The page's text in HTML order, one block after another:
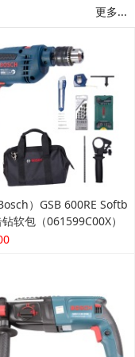
更多...
）GSB 600RE Softb
软包（061599C00X）